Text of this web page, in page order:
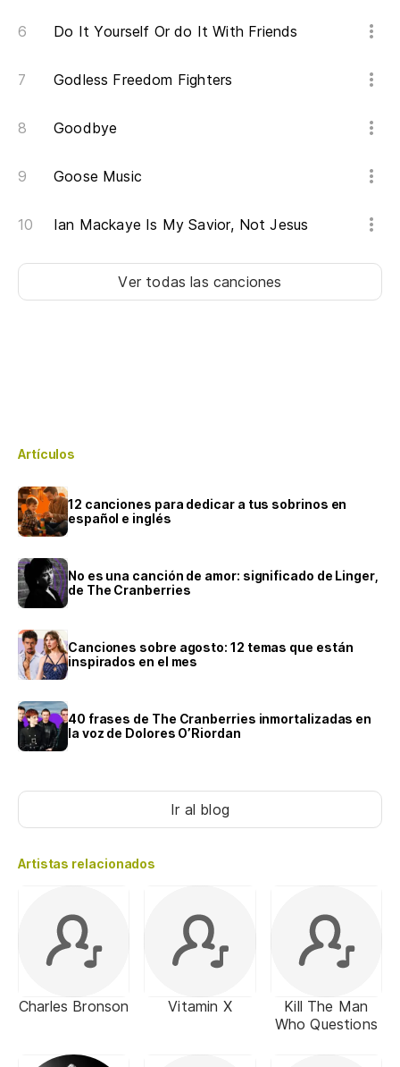
Do It Yourself Or do It With Friends
Godless Freedom Fighters
Goodbye
Goose Music
Ian Mackaye Is My Savior, Not Jesus
Ver todas las canciones
Artículos
12 canciones para dedicar a tus sobrinos en
español e inglés
No es una canción de amor: significado de Linger,
de The Cranberries
Canciones sobre agosto: 12 temas que están
inspirados en el mes
40 frases de The Cranberries inmortalizadas en
la voz de Dolores O’Riordan
Ir al blog
Artistas relacionados
Charles Bronson Vitamin X
Kill The Man
Who Questions